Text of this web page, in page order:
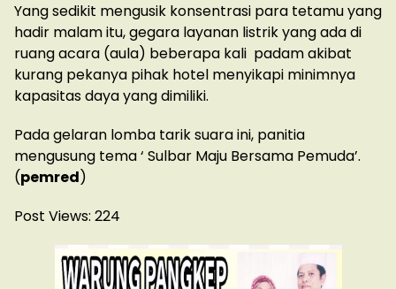
Yang sedikit mengusik konsentrasi para tetamu yang
hadir malam itu, gegara layanan listrik yang ada di
ruang acara (aula) beberapa kali padam akibat
kurang pekanya pihak hotel menyikapi minimnya
kapasitas daya yang dimiliki.
Pada gelaran lomba tarik suara ini, panitia
mengusung tema ‘ Sulbar Maju Bersama Pemuda’.
(pemred)
Post Views: 224